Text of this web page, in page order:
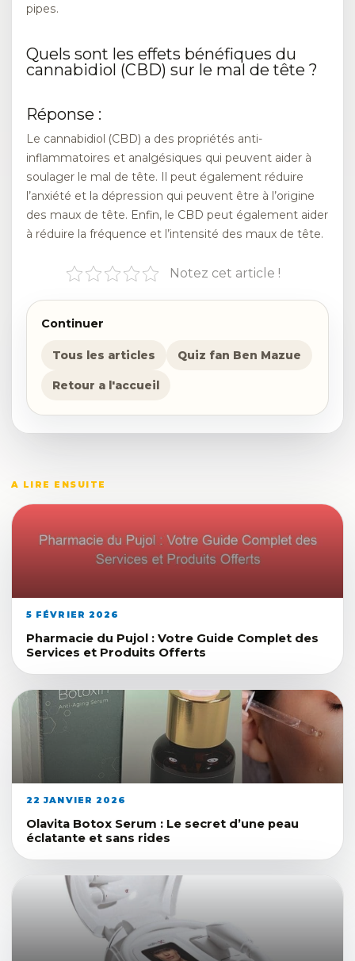
pipes.
Quels sont les effets bénéfiques du
cannabidiol (CBD) sur le mal de tête ?
Réponse :
Le cannabidiol (CBD) a des propriétés anti-
inflammatoires et analgésiques qui peuvent aider à
soulager le mal de tête. Il peut également réduire
l’anxiété et la dépression qui peuvent être à l’origine
des maux de tête. Enfin, le CBD peut également aider
à réduire la fréquence et l’intensité des maux de tête.
Notez cet article !
Continuer
Tous les articles Quiz fan Ben Mazue
Retour a l'accueil
A LIRE ENSUITE
5 FÉVRIER 2026
Pharmacie du Pujol : Votre Guide Complet des
Services et Produits Offerts
22 JANVIER 2026
Olavita Botox Serum : Le secret d’une peau
éclatante et sans rides